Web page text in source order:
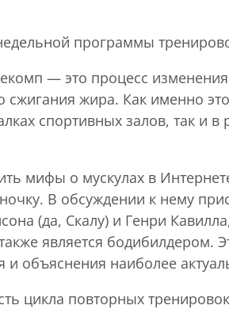
программы
— это процесс
жира. Как именно
спортивных залов, так и
мифы о мускулах в
В обсуждении к нему
(да, Скалу) и Генри
является бодибилдером.
объяснения наиболее
цикла повторных